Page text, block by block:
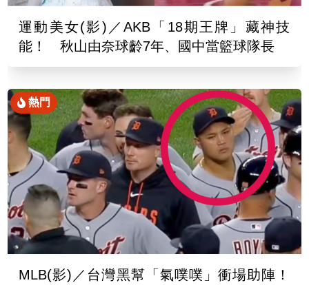
運動美女(影)／AKB「18期王牌」藏神技
能！ 秋山由奈球齡7年、國中當籃球隊長
熱門
MLB(影)／台灣黑幫「氣噗噗」衝場助陣！